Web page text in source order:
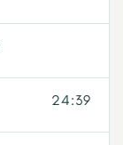
24:39